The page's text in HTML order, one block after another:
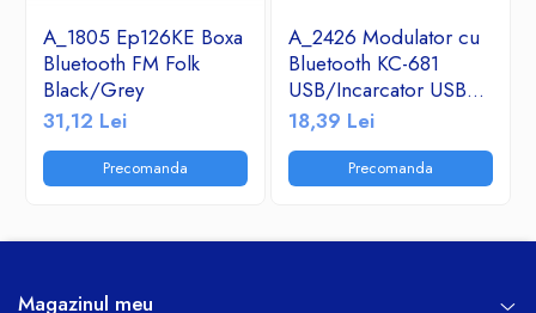
A_1805 Ep126KE Boxa
Bluetooth FM Folk
Black/Grey
31,12 Lei
Precomanda
A_2426 Modulator cu
Bluetooth KC-681
USB/Incarcator USB
2.1A/TF/FM Radio
18,39 Lei
Precomanda
Magazinul meu